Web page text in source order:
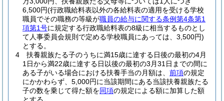
6,500円(行政職給料表以外の各給料表の適用を受ける学校
職員でその職務の等級が職員の給与に関する条例第4条第1
項第1号に規定する行政職給料表の8級に相当するものとし
て人事委員会規則で定める学校職員にあっては、3,500円)
とする。
4
扶養親族たる子のうちに満15歳に達する日後の最初の4月
1日から満22歳に達する日以後の最初の3月31日までの間に
ある子がいる場合における扶養手当の月額は、 前項の規定
にかかわらず、5,000円に当該期間にある当該扶養親族たる
子の数を乗じて得た額を同項の規定による額に加算した額